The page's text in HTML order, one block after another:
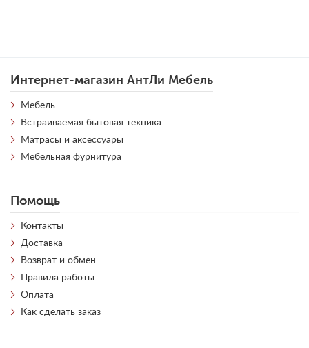
Интернет-магазин АнтЛи Мебель
Мебель
Встраиваемая бытовая техника
Матрасы и аксессуары
Мебельная фурнитура
Помощь
Контакты
Доставка
Возврат и обмен
Правила работы
Оплата
Как сделать заказ